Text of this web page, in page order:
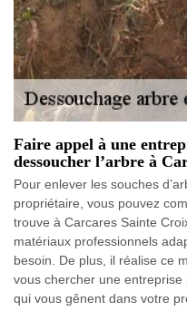
Faire appel à une
dessoucher l’arbre à
Pour enlever les souches
propriétaire, vous pouvez
trouve à Carcares Sainte
matériaux professionnels
besoin. De plus, il réalise ce
vous chercher une entreprise
qui vous gênent dans votre